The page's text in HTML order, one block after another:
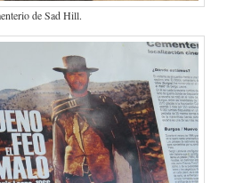
de Sad Hill.